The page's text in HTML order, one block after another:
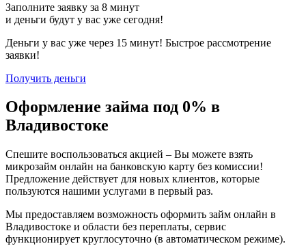
Заполните заявку за 8 минут
и деньги будут у вас уже сегодня!
Деньги у вас уже через 15 минут! Быстрое рассмотрение
заявки!
Получить деньги
Оформление займа под 0% в
Владивостоке
Спешите воспользоваться акцией – Вы можете взять
микрозайм онлайн на банковскую карту без комиссии!
Предложение действует для новых клиентов, которые
пользуются нашими услугами в первый раз.
Мы предоставляем возможность оформить займ онлайн в
Владивостоке и области без переплаты, сервис
функционирует круглосуточно (в автоматическом режиме).